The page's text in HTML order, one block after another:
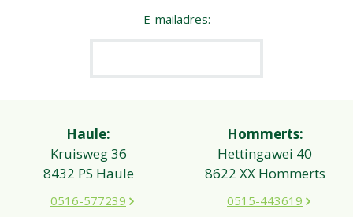
E-mailadres:
Haule:
Kruisweg 36
8432 PS Haule
0516-577239
Hommerts:
Hettingawei 40
8622 XX Hommerts
0515-443619